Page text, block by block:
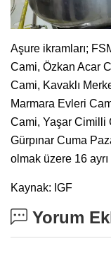
Aşure ikramları;
Cami, Özkan Acar
Cami, Kavaklı
Marmara Evleri
Cami, Yaşar Cimilli
Gürpınar Cuma
olmak üzere 16
Kaynak: IGF
Yorum